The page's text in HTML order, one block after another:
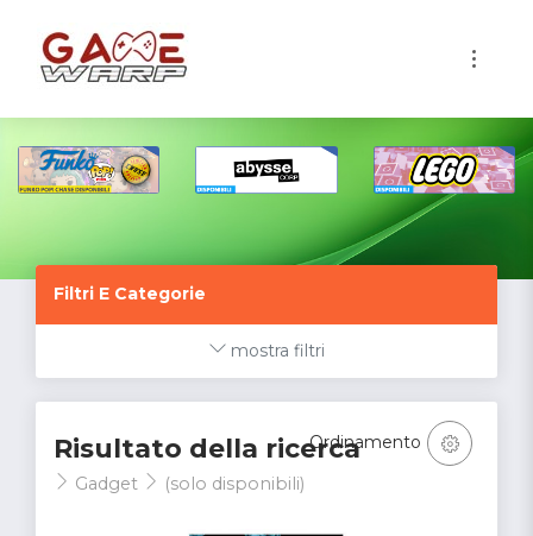
Filtri E Categorie
mostra filtri
Risultato della ricerca
Gadget (solo disponibili)
Ordinamento